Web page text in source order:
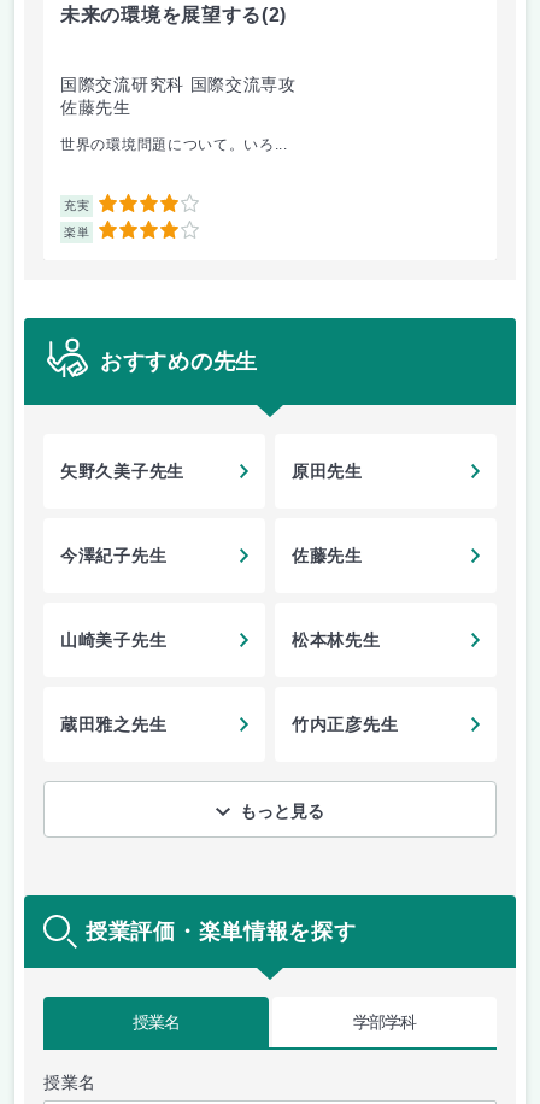
未来の環境を展望する(2)
国際交流研究科 国際交流専攻
佐藤先生
世界の環境問題について。いろ...
充実 4
楽単 4
おすすめの先生
矢野久美子先生 原田先生
今澤紀子先生 佐藤先生
山崎美子先生 松本林先生
蔵田雅之先生 竹内正彦先生
もっと見る
授業評価・楽単情報を探す
授業名 学部学科
授業名